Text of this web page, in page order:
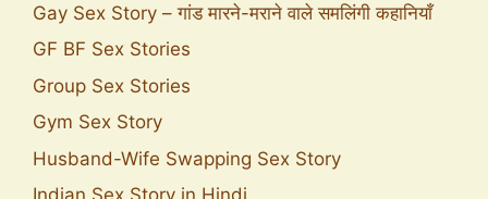
Gay Sex Story – गांड मारने-मराने वाले समलिंगी कहानियाँ
GF BF Sex Stories
Group Sex Stories
Gym Sex Story
Husband-Wife Swapping Sex Story